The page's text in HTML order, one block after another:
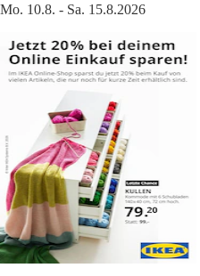
Mo. 10.8. - Sa. 15.8.2026